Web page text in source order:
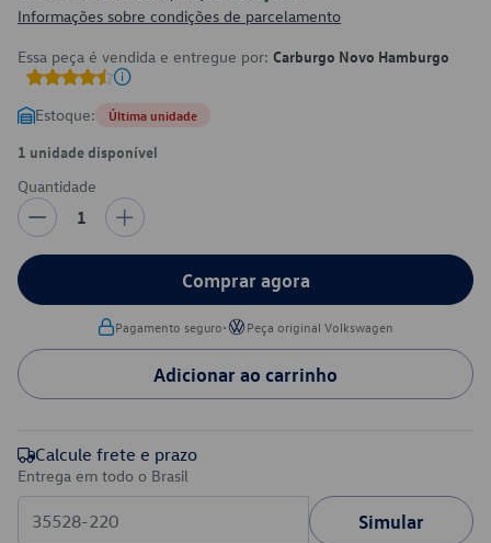
Informações sobre condições de parcelamento
Essa peça é vendida e entregue por: Carburgo Novo Hamburgo
Estoque: Última unidade
1 unidade disponível
Quantidade
1
Comprar agora
Pagamento seguro• Peça original Volkswagen
Adicionar ao carrinho
Calcule frete e prazo
Entrega em todo o Brasil
Simular